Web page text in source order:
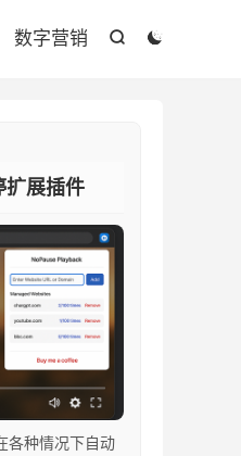


数字营销
扩展插件
各种情况下自动